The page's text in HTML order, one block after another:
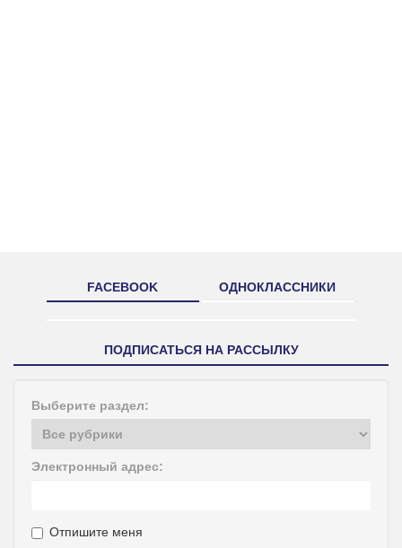
FACEBOOK ОДНОКЛАССНИКИ
ПОДПИСАТЬСЯ НА РАССЫЛКУ
Выберите раздел:
Электронный адрес:
Отпишите меня